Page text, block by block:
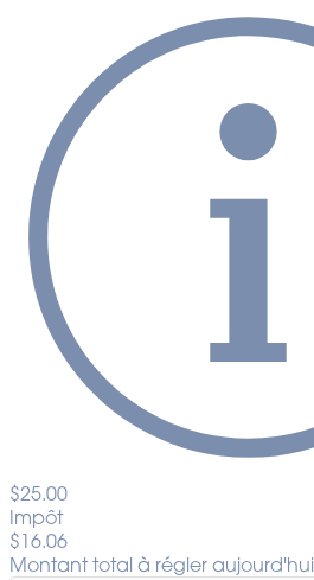
$25.00
Impôt
$16.06
Montant total à régler aujourd'hui